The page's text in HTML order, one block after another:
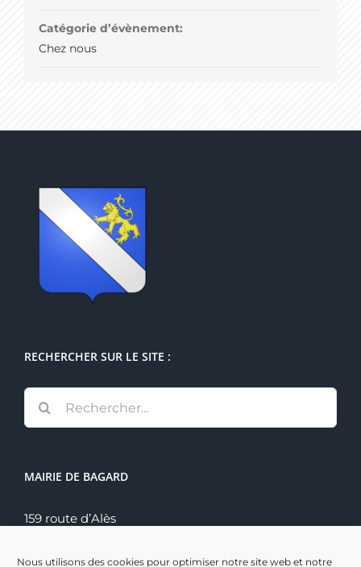
Nous utilisons des cookies pour optimiser notre site web et notre
Catégorie d’évènement:
Chez nous
RECHERCHER SUR LE SITE :
MAIRIE DE BAGARD
159 route d’Alès
Tél. : 04 66 60 70 22